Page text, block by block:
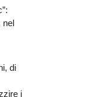
nel
di
i